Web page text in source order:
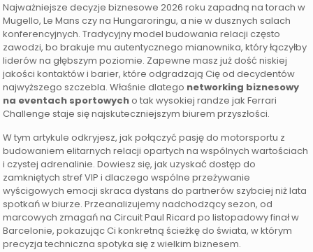
Najważniejsze decyzje biznesowe 2026 roku zapadną na torach w
Mugello, Le Mans czy na Hungaroringu, a nie w dusznych salach
konferencyjnych. Tradycyjny model budowania relacji często
zawodzi, bo brakuje mu autentycznego mianownika, który łączyłby
liderów na głębszym poziomie. Zapewne masz już dość niskiej
jakości kontaktów i barier, które odgradzają Cię od decydentów
najwyższego szczebla. Właśnie dlatego networking biznesowy
na eventach sportowycho tak wysokiej randze jak Ferrari
Challenge staje się najskuteczniejszym biurem przyszłości.
W tym artykule odkryjesz, jak połączyć pasję do motorsportu z
budowaniem elitarnych relacji opartych na wspólnych wartościach
i czystej adrenalinie. Dowiesz się, jak uzyskać dostęp do
zamkniętych stref VIP i dlaczego wspólne przeżywanie
wyścigowych emocji skraca dystans do partnerów szybciej niż lata
spotkań w biurze. Przeanalizujemy nadchodzący sezon, od
marcowych zmagań na Circuit Paul Ricard po listopadowy finał w
Barcelonie, pokazując Ci konkretną ścieżkę do świata, w którym
precyzja techniczna spotyka się z wielkim biznesem.